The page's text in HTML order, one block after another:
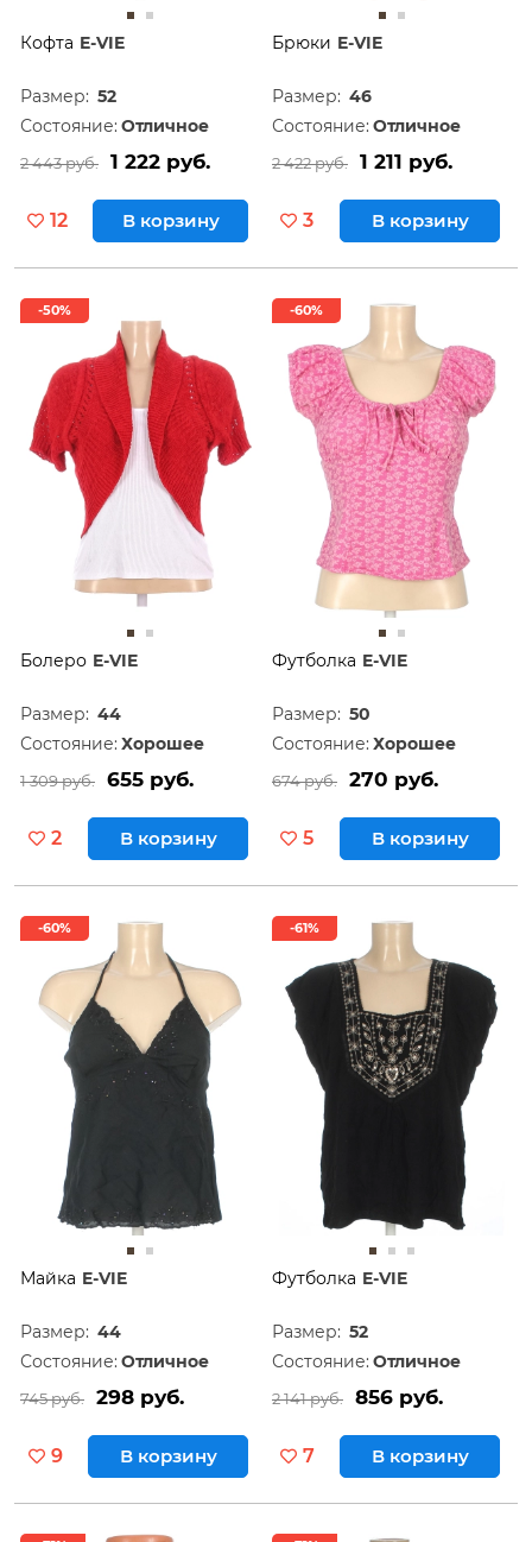
Кофта E-VIE
Размер: 52
Состояние: Отличное
2 443 руб. 1 222 руб.
12 В корзину
Брюки E-VIE
Размер: 46
Состояние: Отличное
2 422 руб. 1 211 руб.
3 В корзину
-50%
Болеро E-VIE
Размер: 44
Состояние: Хорошее
1 309 руб. 655 руб.
2 В корзину
-60%
Футболка E-VIE
Размер: 50
Состояние: Хорошее
674 руб. 270 руб.
5 В корзину
-60%
Майка E-VIE
Размер: 44
Состояние: Отличное
745 руб. 298 руб.
9 В корзину
-61%
Футболка E-VIE
Размер: 52
Состояние: Отличное
2 141 руб. 856 руб.
7 В корзину